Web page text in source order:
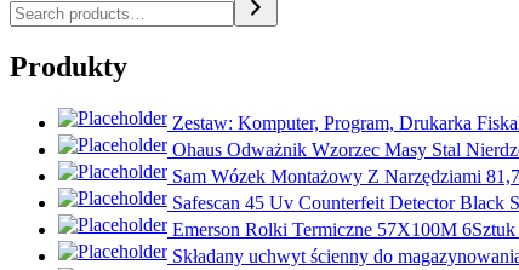
Produkty
Zestaw: Komputer, Program, Drukarka
Ohaus Odważnik Wzorzec Masy Stal
Sam Wózek Montażowy Z Narzędziami
Safescan 45 Uv Counterfeit Detector Black
Emerson Rolki Termiczne 57X100M
Składany uchwyt ścienny do